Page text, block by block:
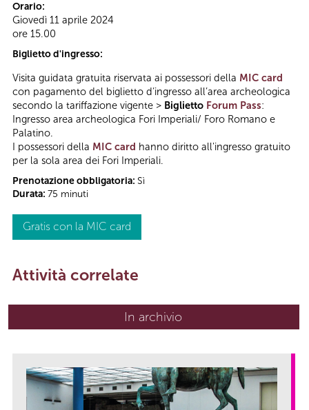
Orario:
Giovedì 11 aprile 2024
ore 15.00
Biglietto d'ingresso:
Visita guidata gratuita riservata ai possessori della MIC card
con pagamento del biglietto d’ingresso all’area archeologica
secondo la tariffazione vigente > Biglietto Forum Pass:
Ingresso area archeologica Fori Imperiali/ Foro Romano e
Palatino.
I possessori della MIC card hanno diritto all'ingresso gratuito
per la sola area dei Fori Imperiali.
Prenotazione obbligatoria: Sì
Durata: 75 minuti
Gratis con la MIC card
Attività correlate
In archivio